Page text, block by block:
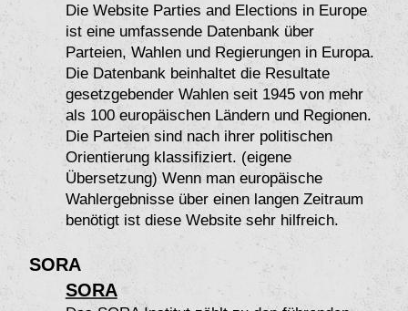
Die Website Parties and Elections in Europe
ist eine umfassende Datenbank über
Parteien, Wahlen und Regierungen in Europa.
Die Datenbank beinhaltet die Resultate
gesetzgebender Wahlen seit 1945 von mehr
als 100 europäischen Ländern und Regionen.
Die Parteien sind nach ihrer politischen
Orientierung klassifiziert. (eigene
Übersetzung) Wenn man europäische
Wahlergebnisse über einen langen Zeitraum
benötigt ist diese Website sehr hilfreich.
SORA
SORA